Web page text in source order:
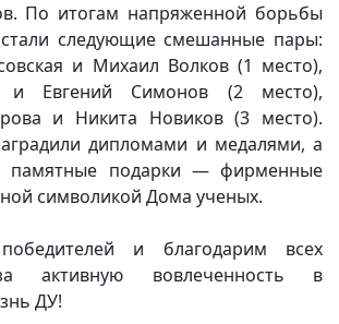
По итогам напряженной борьбы
следующие смешанные пары:
и Михаил Волков (1 место),
Евгений Симонов (2 место),
и Никита Новиков (3 место).
дипломами и медалями, а
памятные подарки — фирменные
символикой Дома ученых.
и благодарим всех
активную вовлеченность в
ДУ!